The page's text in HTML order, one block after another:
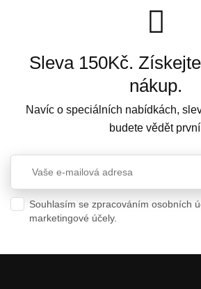
Sleva 150Kč.
nákup.
Navíc o speciálních nabídkách,
budete vědět
Souhlasím se zpracováním osobních
marketingové účely.